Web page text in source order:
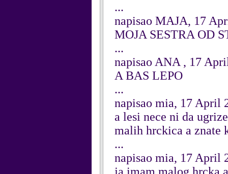
...
napisao MAJA, 17
MOJA SESTRA OD
...
napisao ANA , 17
A BAS LEPO
...
napisao mia, 17 April
a lesi nece ni da
malih hrckica a znate
...
napisao mia, 17 April